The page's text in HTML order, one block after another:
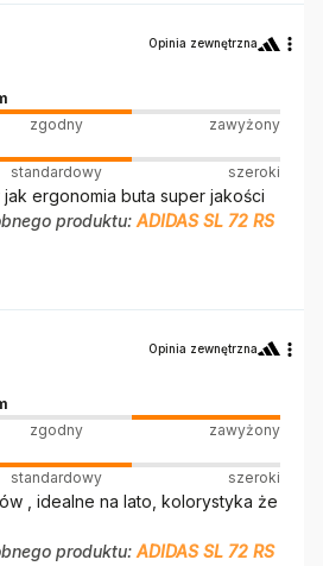
Opinia zewnętrzna
zgodny
zawyżony
standardowy szeroki
ergonomia buta super jakości
produktu: ADIDAS SL 72 RS
Opinia zewnętrzna
zgodny
zawyżony
standardowy szeroki
, idealne na lato, kolorystyka że
produktu: ADIDAS SL 72 RS